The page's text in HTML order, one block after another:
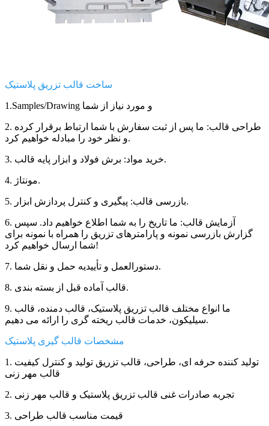
ساخت قالب تزریق پلاستیک
1.Samples/Drawing و مورد نیاز از شما
2. طراحی قالب: ما پس از ثبت سفارش با شما ارتباط برقرار کرده
و نظر خود را مبادله خواهیم کرد.
3. خرید مواد: برش فولاد و ابزار پایه قالب.
4. مونتاژ.
5. بازرسی قالب: پیگیری و کنترل پردازش ابزار.
6. آزمایش قالب: ما تاریخ را به شما اطلاع خواهیم داد. سپس
گزارش بازرسی نمونه و پارامترهای تزریق را همراه با نمونه برای
شما ارسال خواهیم کرد!
7. دستورالعمل و تأییدیه حمل و نقل شما.
8. قالب آماده قبل از بسته بندی.
9. ما انواع مختلف قالب تزریق پلاستیک، قالب دمنده، قالب
سیلیکون، خدمات قالب ریخته گری را ارائه می دهیم.
مشخصات قالب گیری پلاستیک
1. تولید کننده حرفه ای، طراحی، قالب تزریق تولید و کنترل کیفیت
قالب مهر زنی
2. تجربه صادرات غنی قالب تزریق پلاستیک و قالب مهر زنی
3. قیمت مناسب قالب طراحی